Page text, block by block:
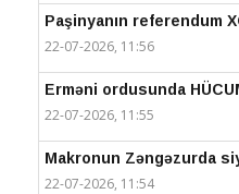
Paşinyanın referendum
22-07-2026, 11:56
Erməni ordusunda
22-07-2026, 11:55
Makronun Zəngəzurda
22-07-2026, 11:54